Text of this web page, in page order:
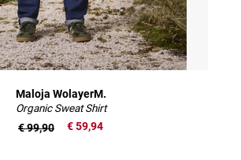
Maloja WolayerM.
Organic Sweat Shirt
€ 59,94
€ 99,90